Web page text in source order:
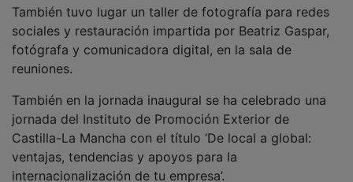
sociales y restauración impartida por Beatriz Gaspar,
fotógrafa y comunicadora digital, en la sala de
reuniones.
jornada del Instituto de Promoción Exterior de
Castilla-La Mancha con el título ‘De local a global:
ventajas, tendencias y apoyos para la
internacionalización de tu empresa’.